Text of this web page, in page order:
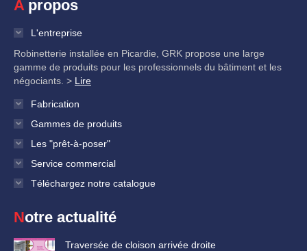
A propos
L'entreprise
Robinetterie installée en Picardie, GRK propose une large
gamme de produits pour les professionnels du bâtiment et les
négociants. > Lire
Fabrication
Gammes de produits
Les "prêt-à-poser"
Service commercial
Téléchargez notre catalogue
Notre actualité
Traversée de cloison arrivée droite